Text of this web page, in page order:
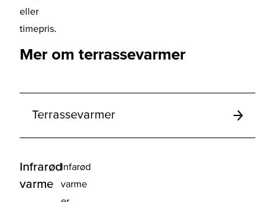
eller
timepris.
Mer om terrassevarmer
Terrassevarmer
Infrarød
varme
Infarød
varme